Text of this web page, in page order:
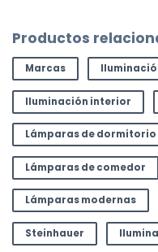
Productos
Marcas
Iluminación interior
Lámparas de dormitorio
Lámparas de comedor
Lámparas modernas
Steinhauer